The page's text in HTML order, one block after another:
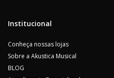
Institucional
Conheça nossas lojas
Sobre a Akustica Musical
BLOG